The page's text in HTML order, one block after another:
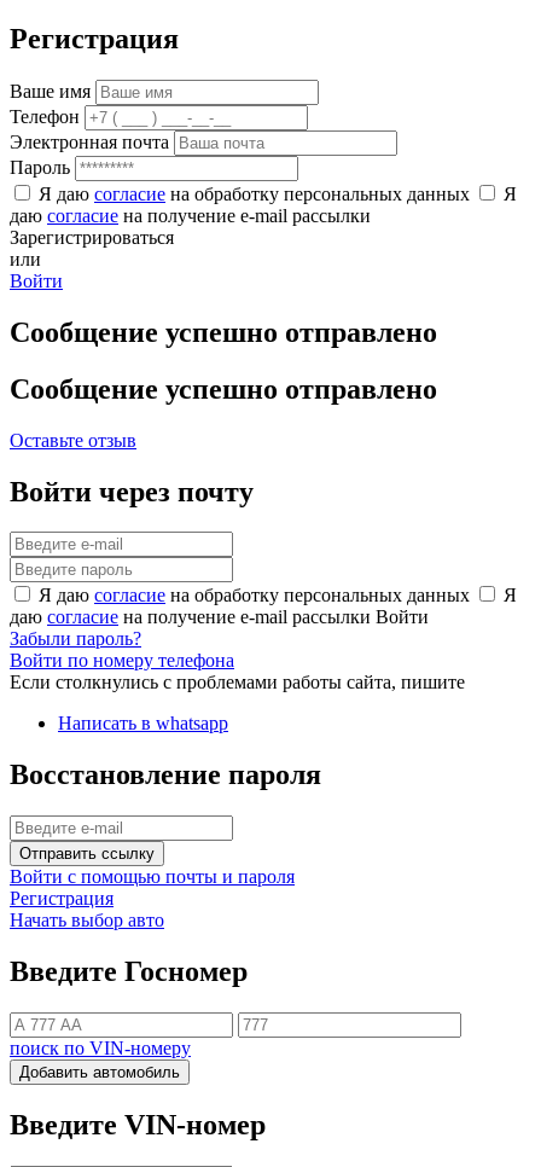
Регистрация
Ваше имя
Телефон
Электронная почта
Пароль
Я даю согласие на обработку персональных данных
Я
даю согласие на получение e-mail рассылки
Зарегистрироваться
или
Войти
Сообщение успешно отправлено
Сообщение успешно отправлено
Оставьте отзыв
Войти через почту
Я даю согласие на обработку персональных данных
Я
даю согласие на получение e-mail рассылки Войти
Забыли пароль?
Войти по номеру телефона
Если столкнулись с проблемами работы сайта, пишите
Написать в whatsapp
Восстановление пароля
Отправить ссылку
Войти с помощью почты и пароля
Регистрация
Начать выбор авто
Введите Госномер
поиск по VIN-номеру
Добавить автомобиль
Введите VIN-номер